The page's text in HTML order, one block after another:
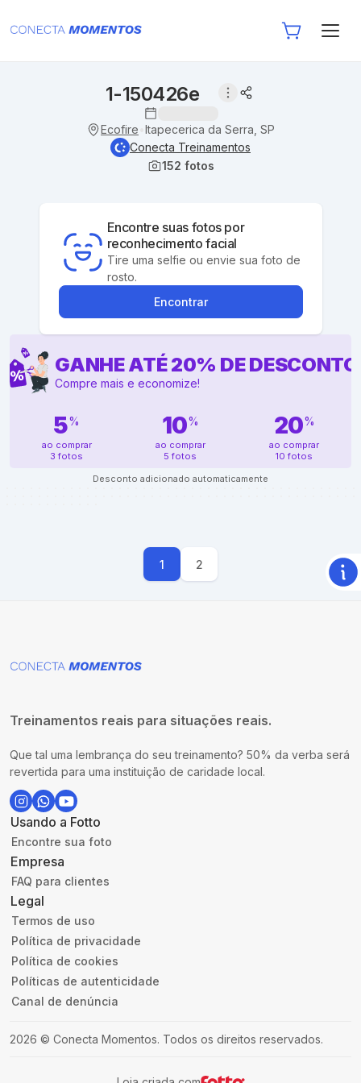
1-150426e
Ecofire Itapecerica da Serra, SP
Conecta Treinamentos
152 fotos
Encontre suas fotos por
reconhecimento facial
Tire uma selfie ou envie sua foto de
rosto.
Encontrar
GANHE ATÉ20% DE DESCONTO
Compre mais e economize!
5%
ao comprar
3 fotos
10%
ao comprar
5 fotos
20%
ao comprar
10 fotos
Desconto adicionado automaticamente
1 2
Treinamentos reais para situações reais.
Que tal uma lembrança do seu treinamento? 50% da verba será
revertida para uma instituição de caridade local.
Usando a Fotto
Encontre sua foto
Empresa
FAQ para clientes
Legal
Termos de uso
Política de privacidade
Política de cookies
Políticas de autenticidade
Canal de denúncia
2026 © Conecta Momentos. Todos os direitos reservados.